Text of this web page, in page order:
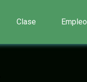
Clase Empleo